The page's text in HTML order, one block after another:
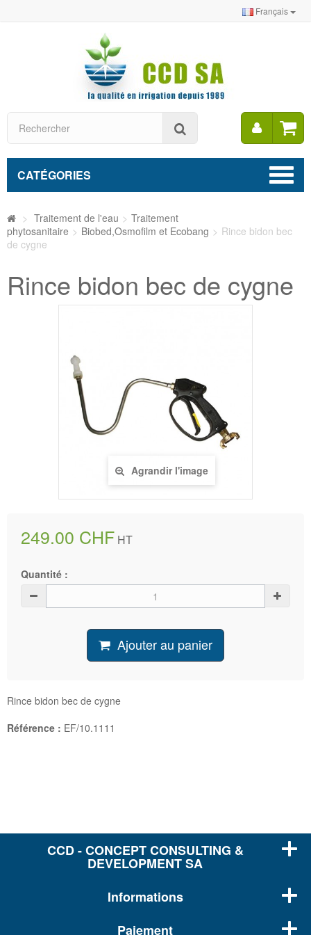
Français
Mon
CATÉGORIES
> Traitement de l'eau > Traitement
phytosanitaire > Biobed,Osmofilm et Ecobang > Rince bidon bec
de cygne
Rince bidon bec de cygne
Agrandir l'image
249.00 CHF HT
Quantité :
Ajouter au panier
Rince bidon bec de cygne
Référence : EF/10.1111
CCD - CONCEPT CONSULTING &
DEVELOPMENT SA
Informations
Paiement